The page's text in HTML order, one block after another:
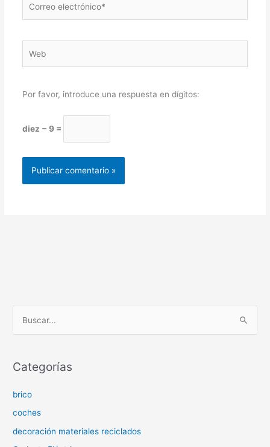
electrónico*
Por favor, introduce una respuesta en dígitos:
diez − 9 =
c
r
p
o
Categorías
brico
coches
decoración materiales reciclados